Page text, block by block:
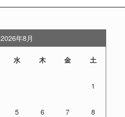
2026年8月
水 木 金 土
1
5 6 7 8